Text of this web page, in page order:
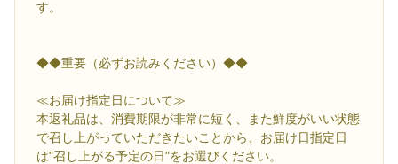
す。
◆◆重要（必ずお読みください）◆◆
≪お届け指定日について≫
本返礼品は、消費期限が非常に短く、また鮮度がいい状態
で召し上がっていただきたいことから、お届け日指定日
は"召し上がる予定の日"をお選びください。